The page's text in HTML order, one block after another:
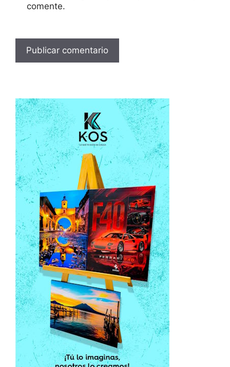
comente.